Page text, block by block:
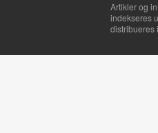
Artikler og
indekseres
distribueres